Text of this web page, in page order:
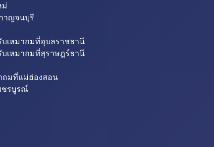
ม่
าญจนบุรี
เหมาถมที่อุบลราชธานี
เหมาถมที่สุราษฎร์ธานี
ถมที่แม่ฮ่องสอน
ชรบูรณ์